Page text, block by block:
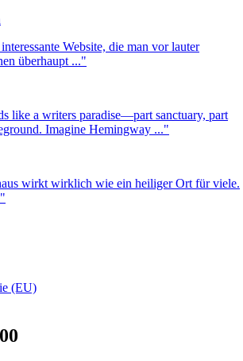
Website, die man vor lauter
überhaupt ..."
like a writers paradise—part sanctuary, part
Imagine Hemingway ..."
wirkt wirklich wie ein heiliger Ort für viele.
(EU)